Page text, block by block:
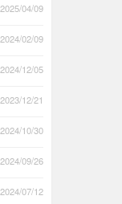
2025/04/09
2024/02/09
2024/12/05
2023/12/21
2024/10/30
2024/09/26
2024/07/12